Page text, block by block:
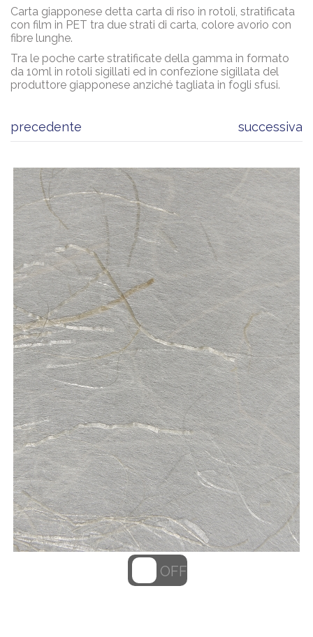
Carta giapponese detta carta di riso in rotoli, stratificata
con film in PET tra due strati di carta, colore avorio con
fibre lunghe.
Tra le poche carte stratificate della gamma in formato
da 10ml in rotoli sigillati ed in confezione sigillata del
produttore giapponese anziché tagliata in fogli sfusi.
precedente successiva